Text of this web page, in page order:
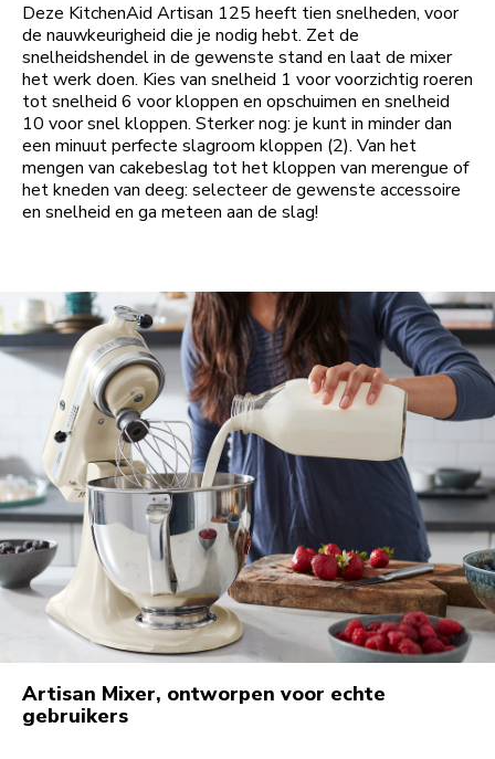
Deze KitchenAid Artisan 125 heeft tien snelheden, voor
de nauwkeurigheid die je nodig hebt. Zet de
snelheidshendel in de gewenste stand en laat de mixer
het werk doen. Kies van snelheid 1 voor voorzichtig roeren
tot snelheid 6 voor kloppen en opschuimen en snelheid
10 voor snel kloppen. Sterker nog: je kunt in minder dan
een minuut perfecte slagroom kloppen (2). Van het
mengen van cakebeslag tot het kloppen van merengue of
het kneden van deeg: selecteer de gewenste accessoire
en snelheid en ga meteen aan de slag!
Artisan Mixer, ontworpen voor echte
gebruikers